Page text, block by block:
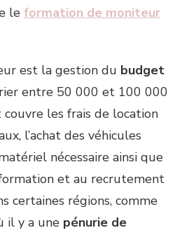
le formation de moniteur
est la gestion du budget
entre 50 000 et 100 000
couvre les frais de location
l’achat des véhicules
nécessaire ainsi que
et au recrutement
certaines régions, comme
il y a une pénurie de